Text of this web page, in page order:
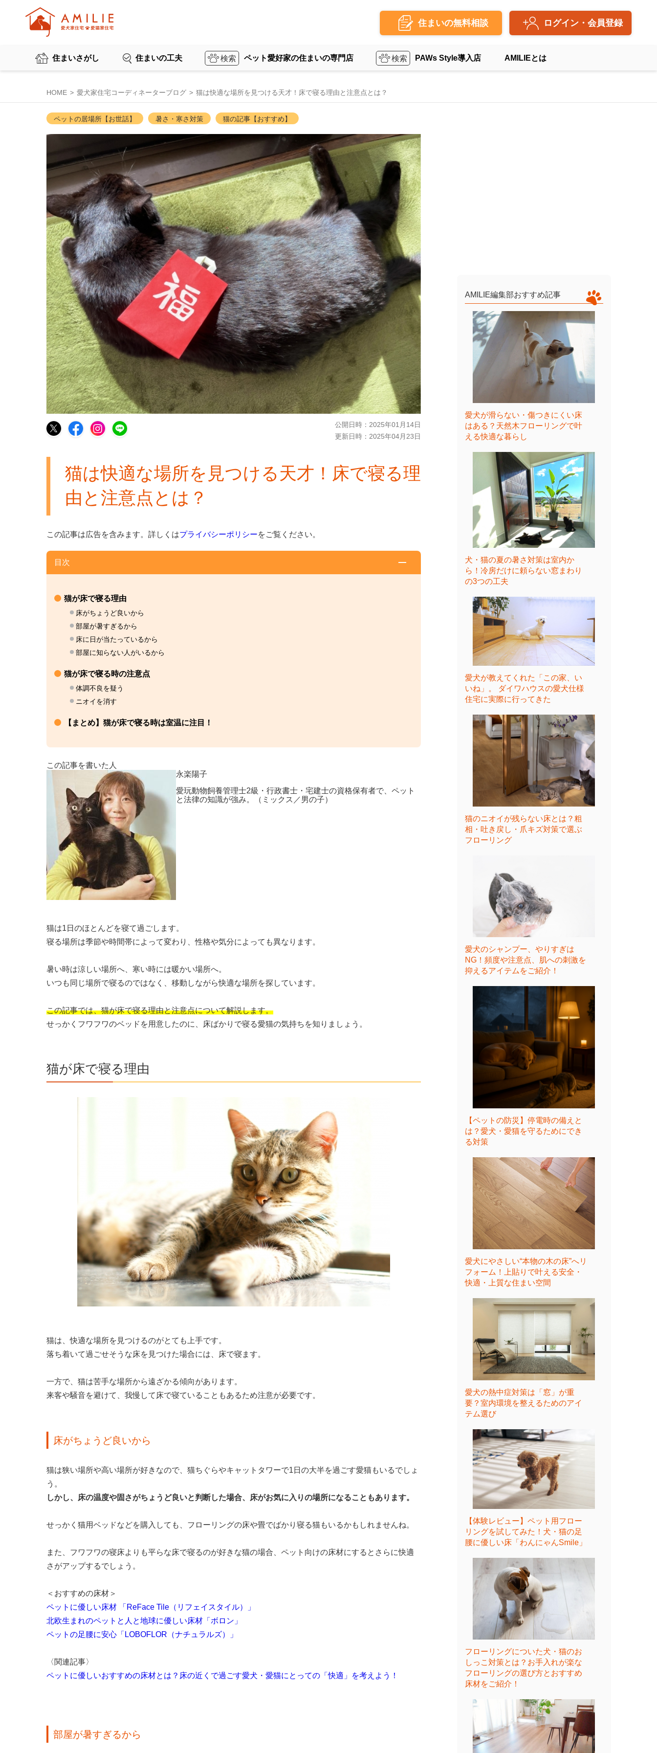
住まいの無料相談 ログイン・会員登録
住まいさがし 住まいの工夫 ペット愛好家の住まいの専門店 PAWs Style導入店 AMILIEとは
HOME 愛犬家住宅コーディネーターブログ 猫は快適な場所を見つける天才！床で寝る理由と注意点とは？
ペットの居場所【お世話】 暑さ・寒さ対策 猫の記事【おすすめ】
公開日時： 2025年01月14日
更新日時： 2025年04月23日
猫は快適な場所を見つける天才！床で寝る理
由と注意点とは？
この記事は広告を含みます。 詳しくはプライバシーポリシーをご覧ください。
目次
猫が床で寝る理由
床がちょうど良いから
部屋が暑すぎるから
床に日が当たっているから
部屋に知らない人がいるから
猫が床で寝る時の注意点
体調不良を疑う
ニオイを消す
【まとめ】猫が床で寝る時は室温に注目！
この記事を書いた人
永楽陽子
愛玩動物飼養管理士2級・行政書士・宅建士の資格保有者で、ペット
と法律の知識が強み。（ミックス／男の子）
猫は1日のほとんどを寝て過ごします。
寝る場所は季節や時間帯によって変わり、性格や気分によっても異なります。
暑い時は涼しい場所へ、寒い時には暖かい場所へ。
いつも同じ場所で寝るのではなく、移動しながら快適な場所を探しています。
この記事では、猫が床で寝る理由と注意点について解説します。
せっかくフワフワのベッドを用意したのに、床ばかりで寝る愛猫の気持ちを知りましょう。
猫が床で寝る理由
猫は、快適な場所を見つけるのがとても上手です。
落ち着いて過ごせそうな床を見つけた場合には、床で寝ます。
一方で、猫は苦手な場所から遠ざかる傾向があります。
来客や騒音を避けて、我慢して床で寝ていることもあるため注意が必要です。
床がちょうど良いから
猫は狭い場所や高い場所が好きなので、猫ちぐらやキャットタワーで1日の大半を過ごす愛猫もいるでしょ
う。
しかし、床の温度や固さがちょうど良いと判断した場合、床がお気に入りの場所になることもあります。
せっかく猫用ベッドなどを購入しても、フローリングの床や畳でばかり寝る猫もいるかもしれませんね。
また、フワフワの寝床よりも平らな床で寝るのが好きな猫の場合、ペット向けの床材にするとさらに快適
さがアップするでしょう。
＜おすすめの床材＞
ペットに優しい床材 「ReFace Tile（リフェイスタイル）」
北欧生まれのペットと人と地球に優しい床材「ボロン」
ペットの足腰に安心「LOBOFLOR（ナチュラルズ）」
〈関連記事〉
ペットに優しいおすすめの床材とは？床の近くで過ごす愛犬・愛猫にとっての「快適」を考えよう！
部屋が暑すぎるから
AMILIE編集部おすすめ記事
愛犬が滑らない・傷つきにくい床
はある？天然木フローリングで叶
える快適な暮らし
犬・猫の夏の暑さ対策は室内か
ら！冷房だけに頼らない窓まわり
の3つの工夫
愛犬が教えてくれた「この家、い
いね」。 ダイワハウスの愛犬仕様
住宅に実際に行ってきた
猫のニオイが残らない床とは？粗
相・吐き戻し・爪キズ対策で選ぶ
フローリング
愛犬のシャンプー、やりすぎは
NG！頻度や注意点、肌への刺激を
抑えるアイテムをご紹介！
【ペットの防災】停電時の備えと
は？愛犬・愛猫を守るためにでき
る対策
愛犬にやさしい“本物の木の床”へリ
フォーム！上貼りで叶える安全・
快適・上質な住まい空間
愛犬の熱中症対策は「窓」が重
要？室内環境を整えるためのアイ
テム選び
【体験レビュー】ペット用フロー
リングを試してみた！犬・猫の足
腰に優しい床「わんにゃんSmile」
フローリングについた犬・猫のお
しっこ対策とは？お手入れが楽な
フローリングの選び方とおすすめ
床材をご紹介！